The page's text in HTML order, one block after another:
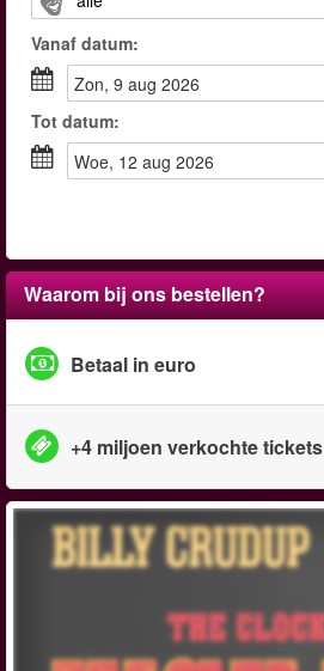
Vanaf datum:
zon, 9 aug 2026
Tot datum:
woe, 12 aug 2026
Waarom bij ons bestellen?
Betaal in euro
+4 miljoen verkochte tickets